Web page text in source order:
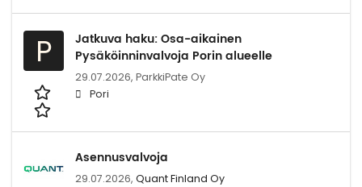
P
Jatkuva haku: Osa-aikainen
Pysäköinninvalvoja Porin alueelle
29.07.2026, ParkkiPate Oy
Pori
Asennusvalvoja
29.07.2026, Quant Finland Oy